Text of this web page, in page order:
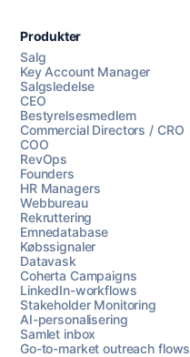
Produkter
Salg
Key Account Manager
Salgsledelse
CEO
Bestyrelsesmedlem
Commercial Directors / CRO
COO
RevOps
Founders
HR Managers
Webbureau
Rekruttering
Emnedatabase
Købssignaler
Datavask
Coherta Campaigns
LinkedIn-workflows
Stakeholder Monitoring
AI-personalisering
Samlet inbox
Go-to-market outreach flows